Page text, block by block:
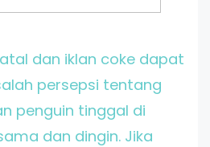
dan iklan coke dapat
persepsi tentang
penguin tinggal di
dan dingin. Jika